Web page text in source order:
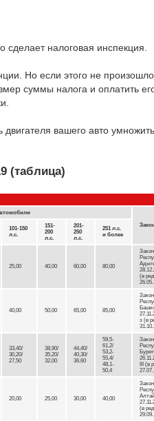
налоговая инспекция.
Но если этого не
суммы налога и оплатить
вашего авто
(таблица)
101-150
л.с.
151-
200
л.с.
201-
250
л.с.
251 л.с.
и более
25,00 40,00 60,00 80,00
Закон
(в
40,00 50,00 65,00 85,00
Закон
з (в
33,40/
30,20/
27,50
38,90/
35,20/
32,00
44,40/
40,30/
36,60
59,5-
61,2/
53,2-
55,4/
48,1-
50,4
Закон
III (в
20,00 25,00 30,00 40,00
Закон
(в